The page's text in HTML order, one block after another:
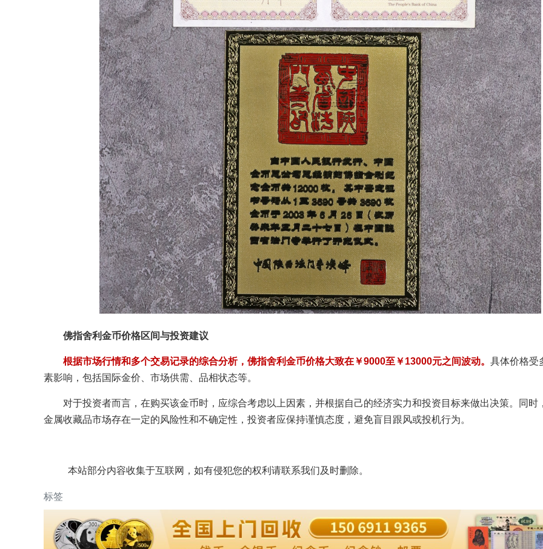
佛指舍利金币价格区间与投资建议
根据市场行情和多个交易记录的综合分析，佛指舍利金币价格大致在￥9000至￥13000元之间波动。 具体价格受
素影响，包括国际金价、市场供需、品相状态等。
对于投资者而言，在购买该金币时，应综合考虑以上因素，并根据自己的经济实力和投资目标来做出决策。同时
金属收藏品市场存在一定的风险性和不确定性，投资者应保持谨慎态度，避免盲目跟风或投机行为。
本站部分内容收集于互联网，如有侵犯您的权利请联系我们及时删除。
标签